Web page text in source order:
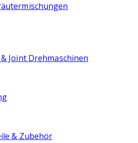
Joint Drehmaschinen
& Zubehör